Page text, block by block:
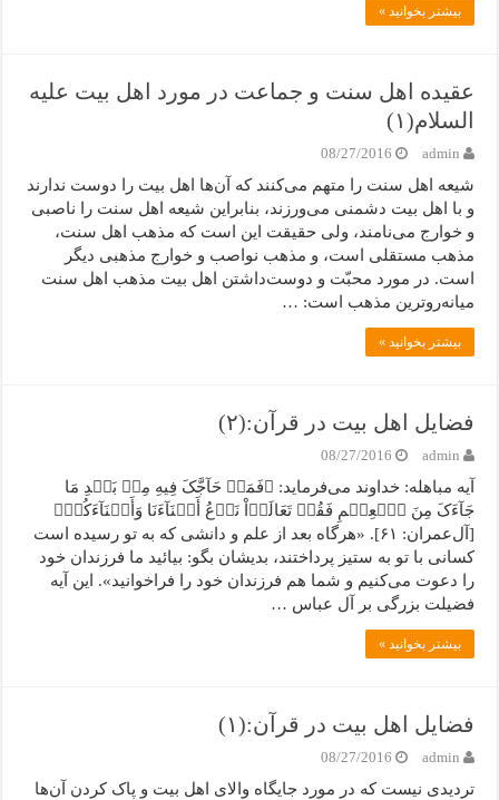
بیشتر بخوانید »
عقیده اهل سنت و جماعت در مورد اهل بیت علیه
السلام(۱)
admin
08/27/2016
شیعه اهل سنت را متهم می‌کنند که آن‌ها اهل بیت را دوست ندارند
و با اهل بیت دشمنی می‌ورزند، بنابراین شیعه اهل سنت را ناصبی
و خوارج می‌نامند، ولی حقیقت این است که مذهب اهل سنت،
مذهب مستقلی است، و مذهب نواصب و خوارج مذهبی دیگر
است. در مورد محبّت و دوست‌‌داشتن اهل بیت مذهب اهل سنت
میانه‌روترین مذهب است: …
بیشتر بخوانید »
فضایل اهل بیت در قرآن:(۲)
admin
08/27/2016
آیه مباهله: خداوند می‌فرماید: ﴿فَمَنۡ حَآجَّکَ فِیهِ مِنۢ بَعۡدِ مَا
جَآءَکَ مِنَ ٱلۡعِلۡمِ فَقُلۡ تَعَالَوۡاْ نَدۡعُ أَبۡنَآءَنَا وَأَبۡنَآءَکُمۡ﴾
[آل‌عمران: ۶۱]. «هرگاه بعد از علم و دانشی که به تو رسیده است
کسانی با تو به ستیز پرداختند، بدیشان بگو: بیائید ما فرزندان خود
را دعوت می‌کنیم و شما هم فرزندان خود را فراخوانید». این آیه
فضیلت بزرگی بر آل عباس …
بیشتر بخوانید »
فضایل اهل بیت در قرآن:(۱)
admin
08/27/2016
تردیدی نیست که در مورد جایگاه والای اهل بیت و پاک‌ کردن آن‌ها